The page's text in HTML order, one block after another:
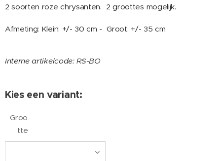
2 soorten roze chrysanten. 2 groottes mogelijk.
Afmeting: Klein: +/- 30 cm - Groot: +/- 35 cm
Interne artikelcode: RS-BO
Kies een variant:
Groo
tte